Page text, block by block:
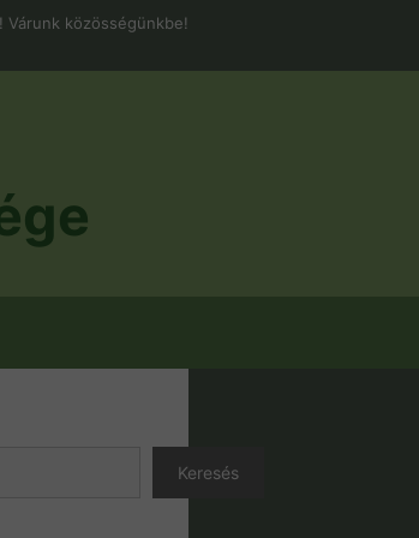
Várunk közösségünkbe!
Keresés